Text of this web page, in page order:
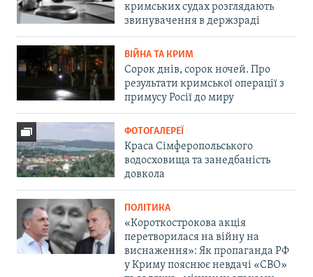
кримських судах розглядають
звинувачення в держзраді
ВІЙНА ТА КРИМ
Сорок днів, сорок ночей. Про
результати кримської операції з
примусу Росії до миру
ФОТОГАЛЕРЕЇ
Краса Сімферопольського
водосховища та занедбаність
довкола
ПОЛІТИКА
«Короткострокова акція
перетворилася на війну на
виснаження»: Як пропаганда РФ
у Криму пояснює невдачі «СВО»